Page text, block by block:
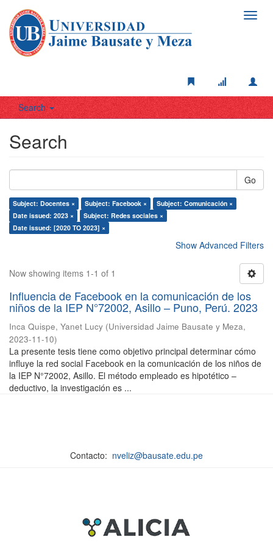
Search
Search
Go
Subject: Docentes × Subject: Facebook ×
Subject: Comunicación ×
Date issued: 2023 ×
Subject: Redes sociales ×
Date issued: [2020 TO 2023] ×
Show Advanced Filters
Now showing items 1-1 of 1
Influencia de Facebook en la comunicación de los
niños de la IEP N°72002, Asillo – Puno, Perú. 2023
Inca Quispe, Yanet Lucy (Universidad Jaime Bausate y Meza,
2023-11-10)
La presente tesis tiene como objetivo principal determinar cómo
influye la red social Facebook en la comunicación de los niños de
la IEP N°72002, Asillo. El método empleado es hipotético –
deductivo, la investigación es ...
Contacto: nveliz@bausate.edu.pe